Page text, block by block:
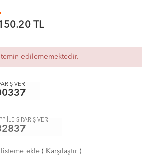
TL
edilememektedir.
VER
İLE SİPARİŞ VER
listeme ekle( Karşılaştır)